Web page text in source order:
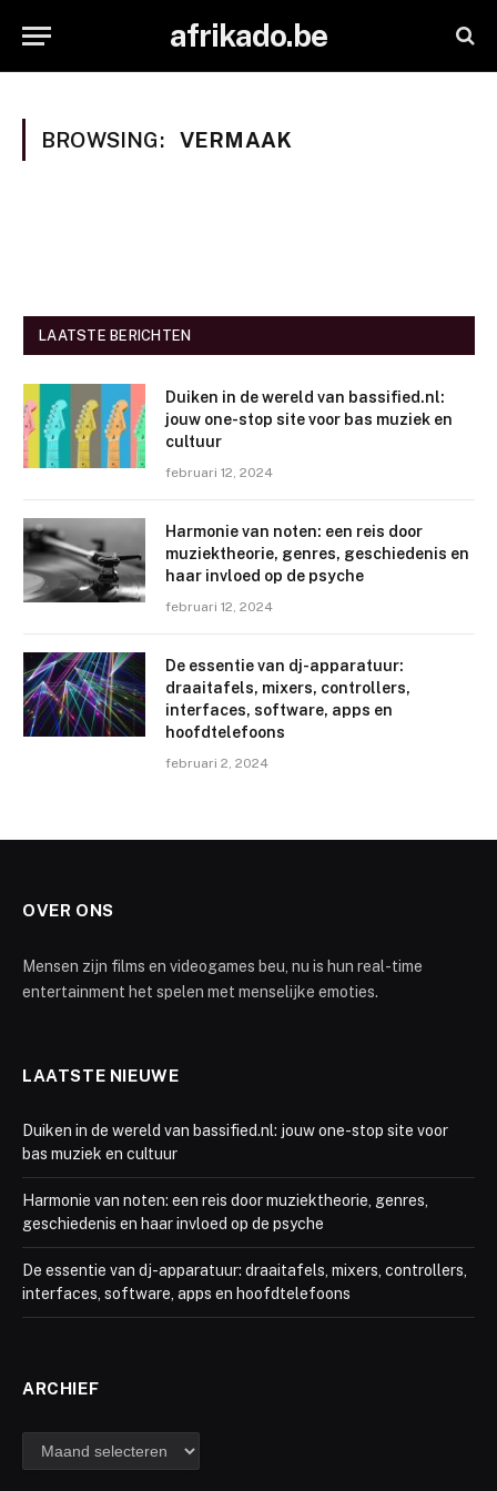
afrikado.be
BROWSING: VERMAAK
LAATSTE BERICHTEN
Duiken in de wereld van bassified.nl:
jouw one-stop site voor bas muziek en
cultuur
februari 12, 2024
Harmonie van noten: een reis door
muziektheorie, genres, geschiedenis en
haar invloed op de psyche
februari 12, 2024
De essentie van dj-apparatuur:
draaitafels, mixers, controllers,
interfaces, software, apps en
hoofdtelefoons
februari 2, 2024
OVER ONS
Mensen zijn films en videogames beu, nu is hun real-time
entertainment het spelen met menselijke emoties.
LAATSTE NIEUWE
Duiken in de wereld van bassified.nl: jouw one-stop site voor
bas muziek en cultuur
Harmonie van noten: een reis door muziektheorie, genres,
geschiedenis en haar invloed op de psyche
De essentie van dj-apparatuur: draaitafels, mixers, controllers,
interfaces, software, apps en hoofdtelefoons
ARCHIEF
Archief